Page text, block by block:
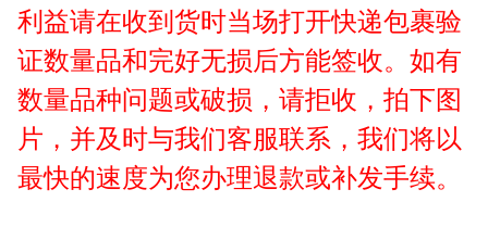
利益请在收到货时当场打开快递包裹验
证数量品和完好无损后方能签收。如有
数量品种问题或破损，请拒收，拍下图
片，并及时与我们客服联系，我们将以
最快的速度为您办理退款或补发手续。